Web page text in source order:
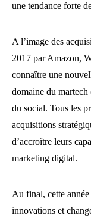
une tendance forte
A l’image des
2017 par Amazon,
connaître une
domaine du
du social. Tous les
acquisitions
d’accroître leurs
marketing digital.
Au final, cette
innovations et